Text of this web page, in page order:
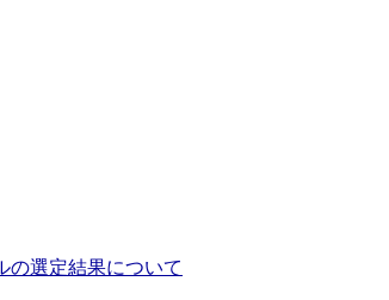
の選定結果について